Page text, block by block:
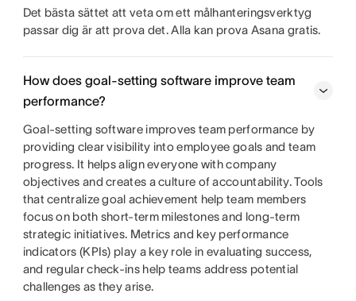
Det bästa sättet att veta om ett målhanteringsverktyg
passar dig är att prova det. Alla kan prova Asana gratis.
How does goal-setting software improve team
performance?
Goal-setting software improves team performance by
providing clear visibility into employee goals and team
progress. It helps align everyone with company
objectives and creates a culture of accountability. Tools
that centralize goal achievement help team members
focus on both short-term milestones and long-term
strategic initiatives. Metrics and key performance
indicators (KPIs) play a key role in evaluating success,
and regular check-ins help teams address potential
challenges as they arise.